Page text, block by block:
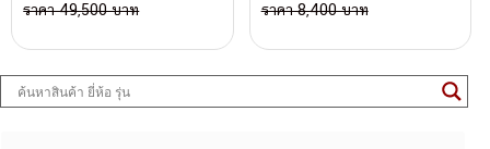
ราคา 49,500 บาท ราคา 8,400 บาท